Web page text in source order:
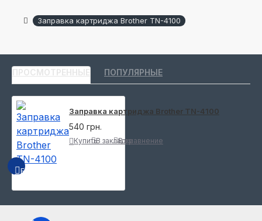
Заправка картриджа Brother TN-4100
ПРОСМОТРЕННЫЕ ПОПУЛЯРНЫЕ
БЫСТРЫЙ ПРОСМОТР
Заправка картриджа Brother TN-4100
540 грн.
КупитьВ закладкиВ сравнение